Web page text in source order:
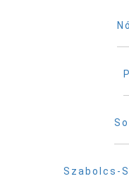
Szabolcs-